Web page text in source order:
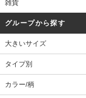
雑貨
グループから探す
大きいサイズ
タイプ別
カラー/柄